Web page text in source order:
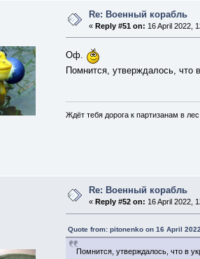
Re: Военный корабль
« Reply #51 on: 16 April 2022,
Оф.
Помнится, утверждалось, что
Ждёт тебя дорога к партизанам в лес
Re: Военный корабль
« Reply #52 on: 16 April 2022,
Quote from: pitonenko on 16 April
Помнится, утверждалось, что в